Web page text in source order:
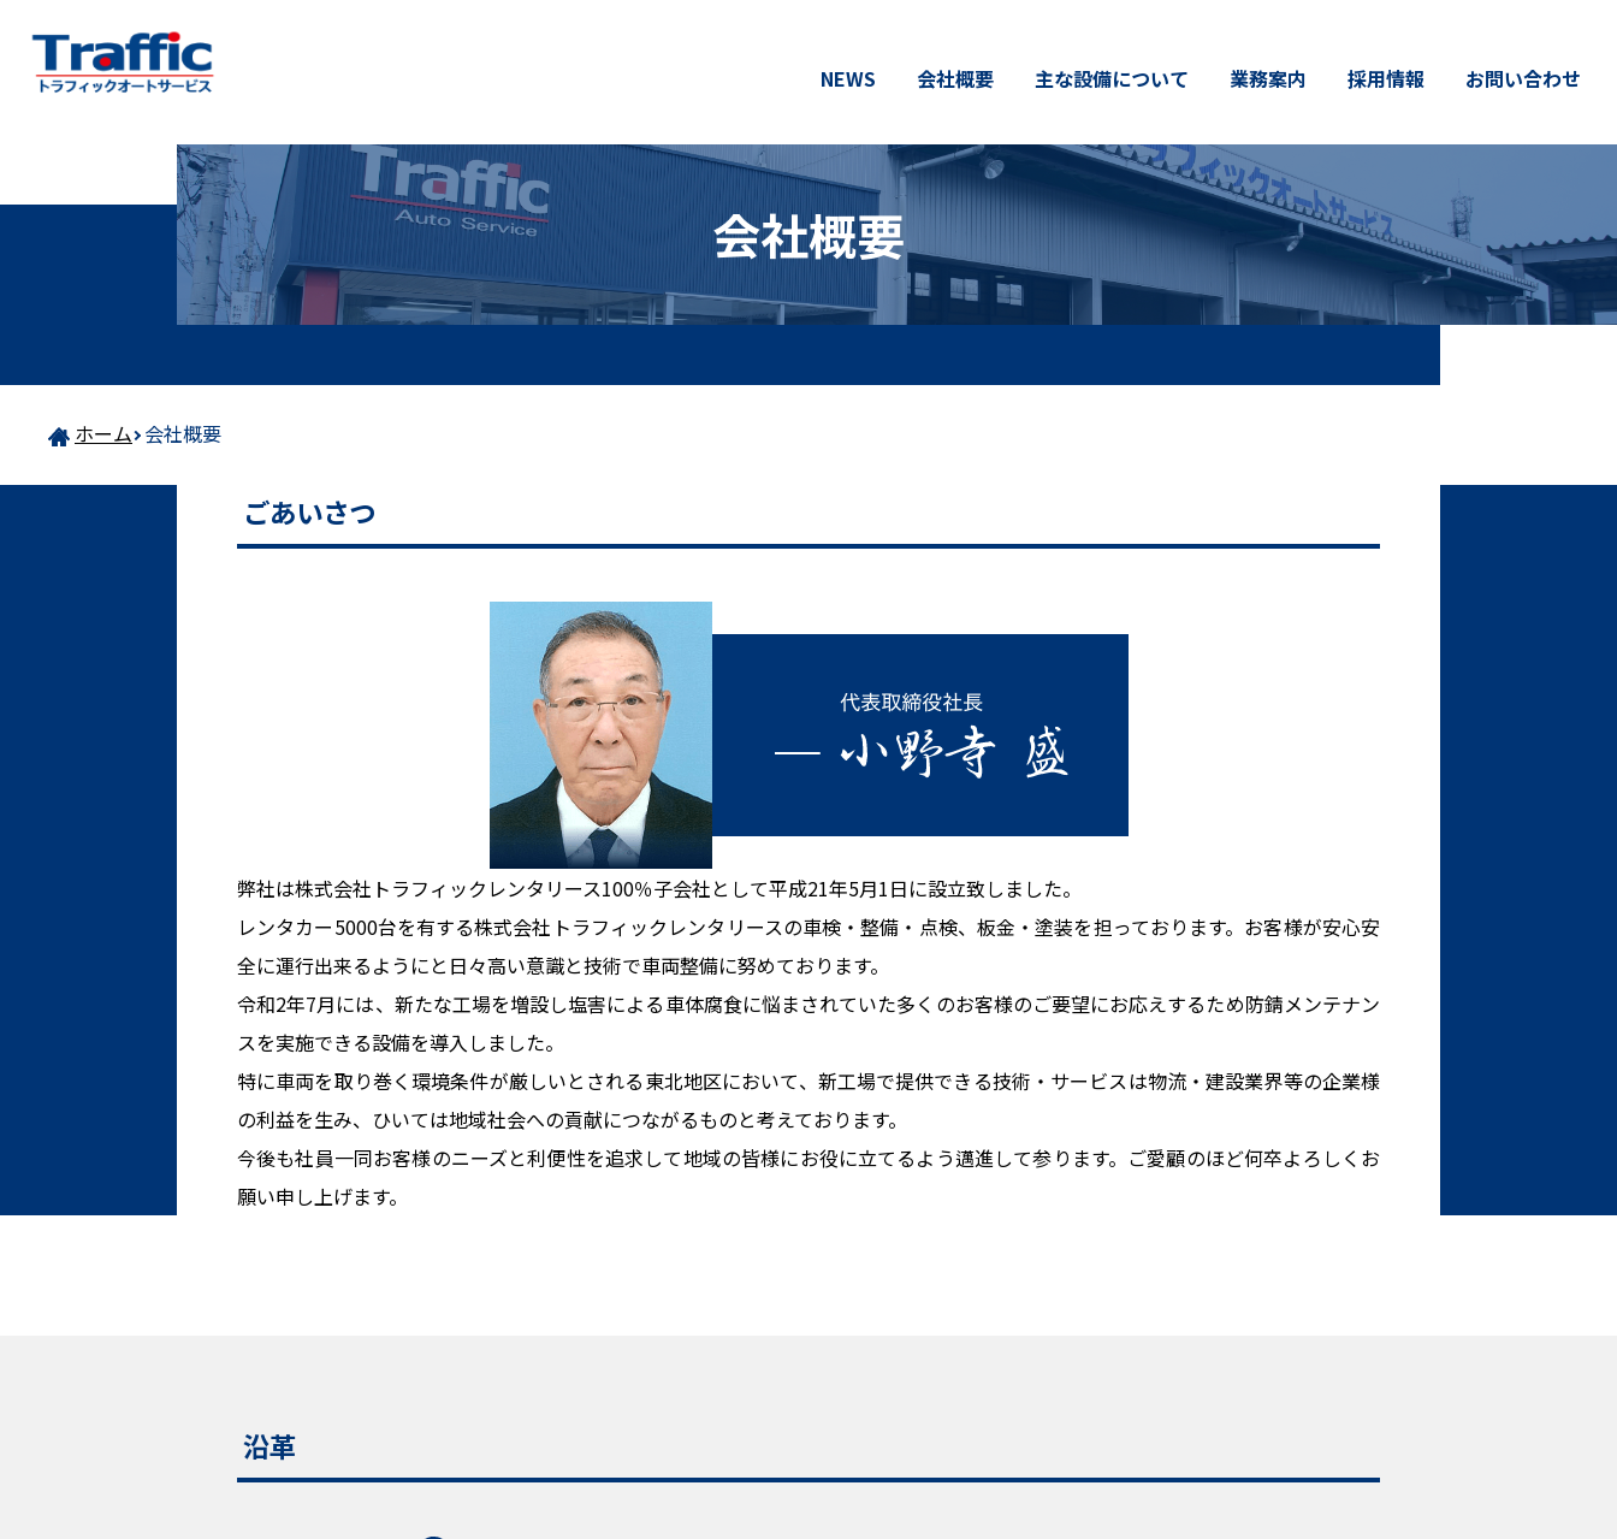
NEWS 会社概要 主な設備について 業務案内 採用情報 お問い合わせ
会社概要
ホーム 会社概要
ごあいさつ
弊社は株式会社トラフィックレンタリース100％子会社として平成21年5月1日に設立致しました。
レンタカー5000台を有する株式会社トラフィックレンタリースの車検・整備・点検、板金・塗装を担っております。お客様が安心安
全に運行出来るようにと日々高い意識と技術で車両整備に努めております。
令和2年7月には、新たな工場を増設し塩害による車体腐食に悩まされていた多くのお客様のご要望にお応えするため防錆メンテナン
スを実施できる設備を導入しました。
特に車両を取り巻く環境条件が厳しいとされる東北地区において、新工場で提供できる技術・サービスは物流・建設業界等の企業様
の利益を生み、ひいては地域社会への貢献につながるものと考えております。
今後も社員一同お客様のニーズと利便性を追求して地域の皆様にお役に立てるよう邁進して参ります。ご愛顧のほど何卒よろしくお
願い申し上げます。
沿革